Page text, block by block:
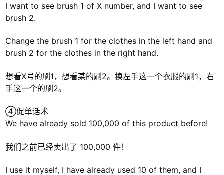
I want to see brush 1 of X number, and I want to see
brush 2.
Change the brush 1 for the clothes in the left hand and
brush 2 for the clothes in the right hand.
想看X号的刷1，想看某的刷2。换左手这一个衣服的刷1，右
手这一个的刷2。
④促单话术
We have already sold 100,000 of this product before!
我们之前已经卖出了 100,000 件！
I use it myself, I have already used 10 of them, and I